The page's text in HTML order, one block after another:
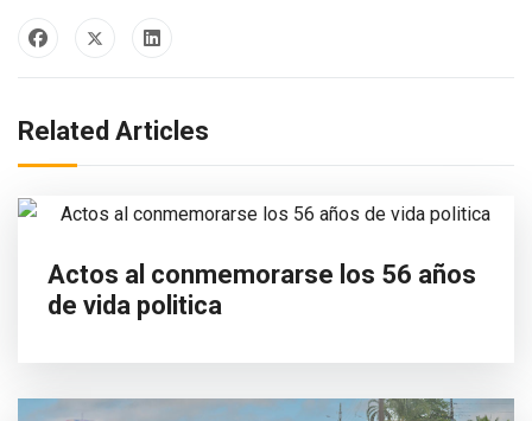
Related Articles
Actos al conmemorarse los 56 años
de vida politica